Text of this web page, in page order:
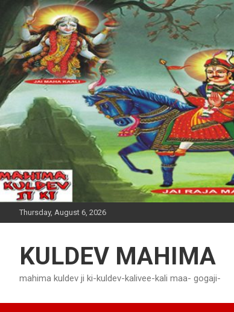
content
Thursday, August 6, 2026
KULDEV MAHIMA
mahima kuldev ji ki-kuldev-kalivee-kali maa- gogaji-